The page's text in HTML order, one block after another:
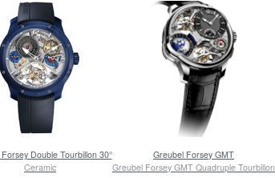
Double Tourbillon 30°
Ceramic
Greubel Forsey GMT
Greubel Forsey GMT Quadruple Tourbillon